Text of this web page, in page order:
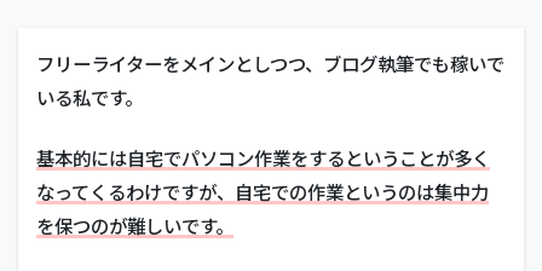
フリーライターをメインとしつつ、ブログ執筆でも稼いで
いる私です。
基本的には自宅でパソコン作業をするということが多く
なってくるわけですが、自宅での作業というのは集中力
を保つのが難しいです。